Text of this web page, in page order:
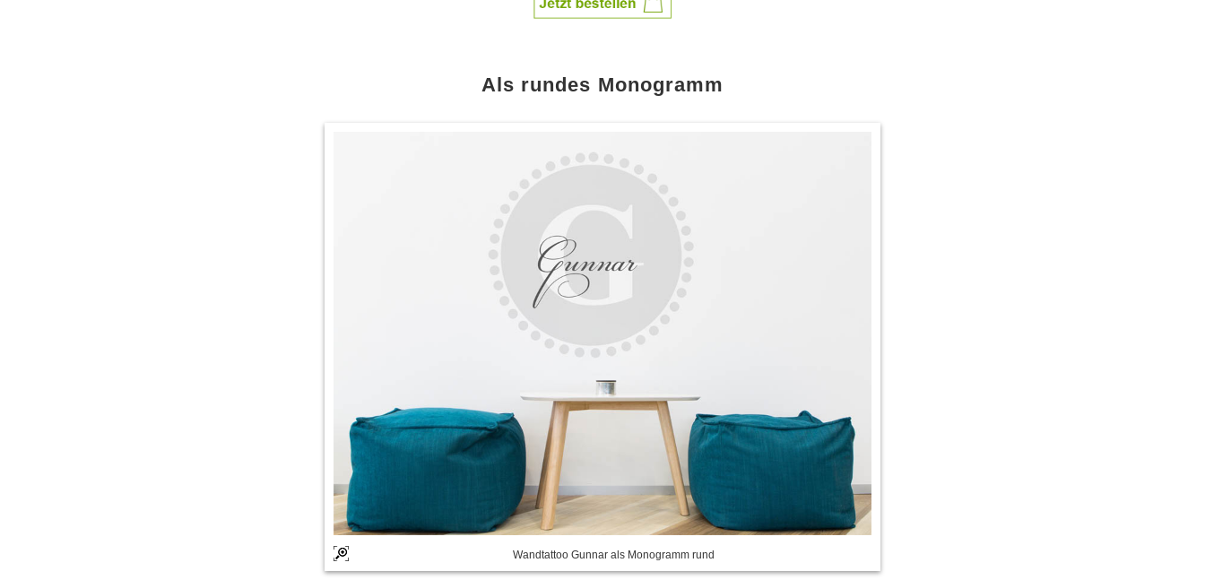
Als rundes Monogramm
Wandtattoo Gunnar als Monogramm rund